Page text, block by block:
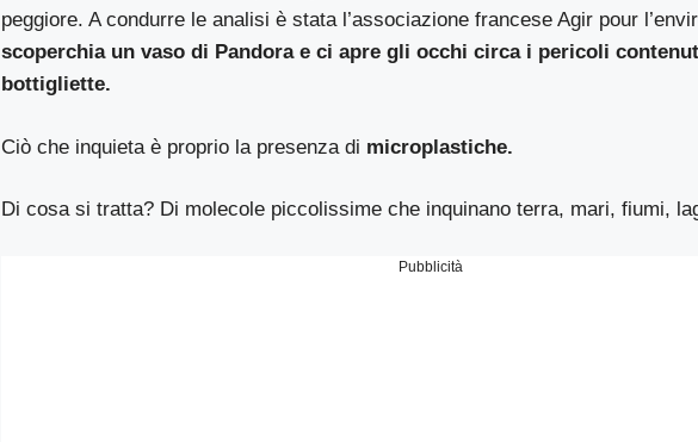
peggiore. A condurre le analisi è stata l’associazione franceseAgir pour
scoperchia un vaso di Pandora e ci apre gli occhi circa i pericoli
bottigliette.
Ciò che inquieta è proprio la presenza di microplastiche.
Di cosa si tratta? Di molecole piccolissime che inquinano terra, mari, fiumi,
Pubblicità